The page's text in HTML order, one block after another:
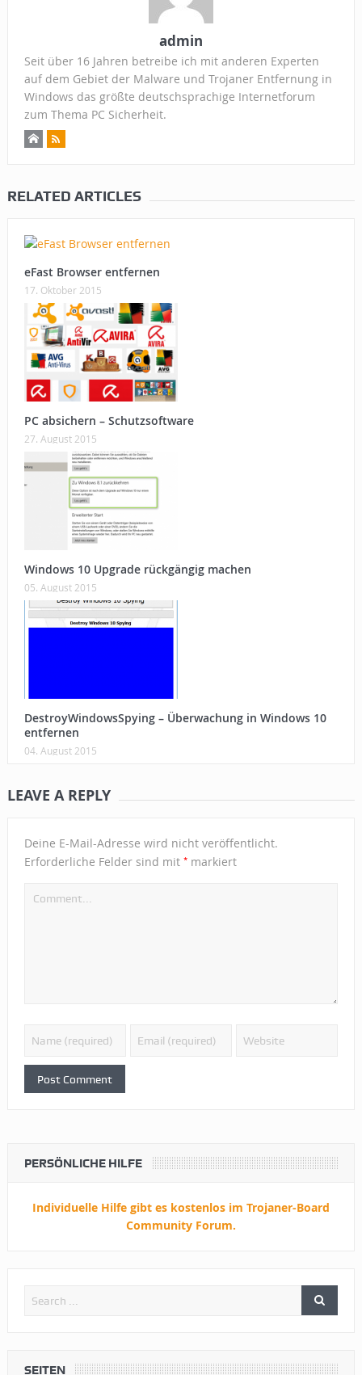
admin
Seit über 16 Jahren betreibe ich mit anderen Experten
auf dem Gebiet der Malware und Trojaner Entfernung in
Windows das größte deutschsprachige Internetforum
zum Thema PC Sicherheit.
RELATED ARTICLES
eFast Browser entfernen
17. Oktober 2015
PC absichern – Schutzsoftware
27. August 2015
Windows 10 Upgrade rückgängig machen
05. August 2015
DestroyWindowsSpying – Überwachung in Windows 10
entfernen
04. August 2015
LEAVE A REPLY
Deine E-Mail-Adresse wird nicht veröffentlicht.
Erforderliche Felder sind mit *markiert
PERSÖNLICHE HILFE
Individuelle Hilfe gibt es kostenlos im Trojaner-Board
Community Forum.
SEITEN